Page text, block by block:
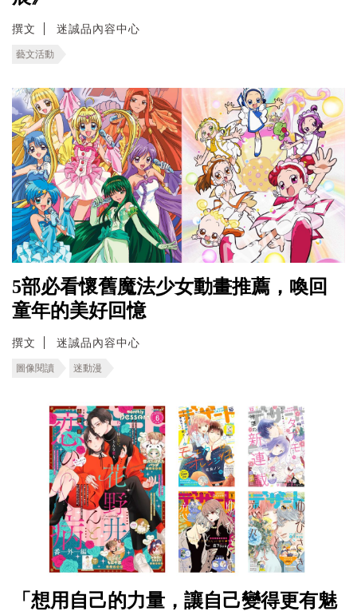
撰文 迷誠品內容中心
藝文活動
5部必看懷舊魔法少女動畫推薦，喚回
童年的美好回憶
撰文 迷誠品內容中心
圖像閱讀 迷動漫
「想用自己的力量，讓自己變得更有魅